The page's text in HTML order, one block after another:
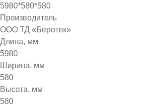
5980*580*580
Производитель
ООО ТД «Беротек»
Длина, мм
5980
Ширина, мм
580
Высота, мм
580